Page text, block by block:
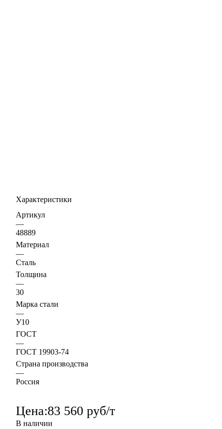
Характеристики
Артикул
—
48889
Материал
—
Сталь
Толщина
—
30
Марка стали
—
У10
ГОСТ
—
ГОСТ 19903-74
Страна производства
—
Россия
Цена:83 560 руб/т
В наличии